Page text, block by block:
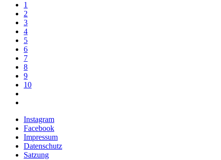
1
2
3
4
5
6
7
8
9
10
Instagram
Facebook
Impressum
Datenschutz
Satzung